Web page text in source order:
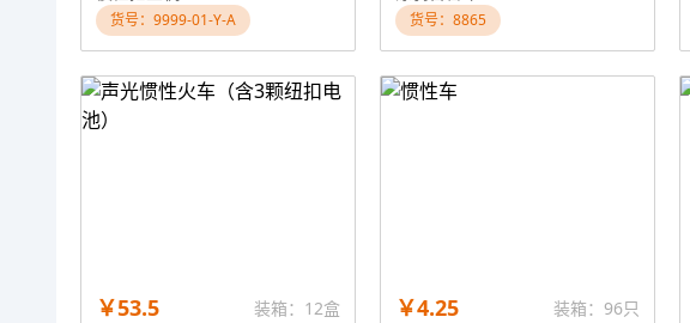
货号：9999-01-Y-A 货号：8865
￥53.5
装箱：12盒
￥4.25
装箱：96只